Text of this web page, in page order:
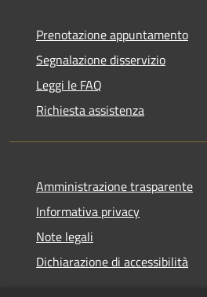
Prenotazione appuntamento
Segnalazione disservizio
Leggi le FAQ
Richiesta assistenza
Amministrazione trasparente
Informativa privacy
Note legali
Dichiarazione di accessibilità